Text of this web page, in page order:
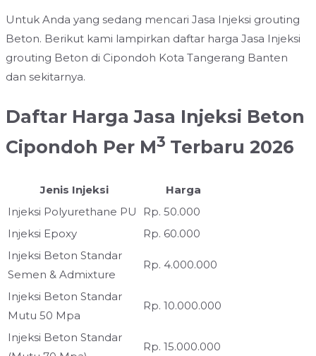
Untuk Anda yang sedang mencari Jasa Injeksi grouting
Beton. Berikut kami lampirkan daftar harga Jasa Injeksi
grouting Beton di Cipondoh Kota Tangerang Banten
dan sekitarnya.
Daftar Harga Jasa Injeksi Beton
Cipondoh Per M3 Terbaru 2026
Jenis Injeksi
Harga
Injeksi Polyurethane PU
Rp. 50.000
Injeksi Epoxy
Rp. 60.000
Injeksi Beton Standar
Semen & Admixture
Rp. 4.000.000
Injeksi Beton Standar
Mutu 50 Mpa
Rp. 10.000.000
Injeksi Beton Standar
Rp. 15.000.000